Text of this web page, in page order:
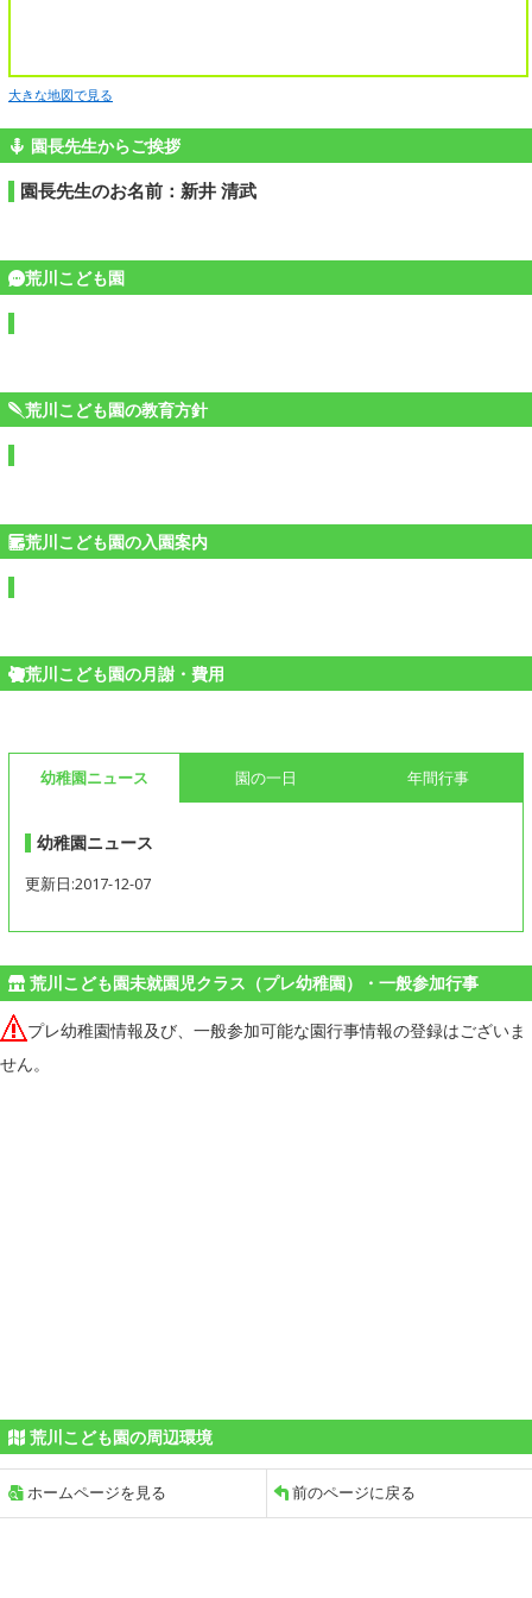
大きな地図で見る
園長先生からご挨拶
園長先生のお名前：新井 清武
荒川こども園
荒川こども園の教育方針
荒川こども園の入園案内
荒川こども園の月謝・費用
幼稚園ニュース 園の一日 年間行事
幼稚園ニュース
更新日:2017-12-07
荒川こども園未就園児クラス（プレ幼稚園）・一般参加行事
プレ幼稚園情報及び、一般参加可能な園行事情報の登録はございま
せん。
荒川こども園の周辺環境
ホームページを見る 前のページに戻る